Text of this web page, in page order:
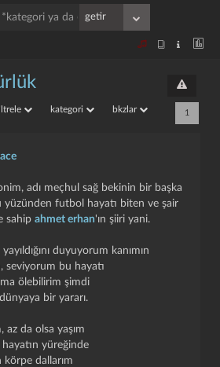
kategori bkzlar 1
adı meçhul sağ bekinin bir başka
yüzünden futbol hayatı biten ve şair
sahip ahmet erhan'ın şiiri yani.
duyuyorum kanımın
seviyorum bu hayatı
ölebilirim şimdi
bir yararı.
az da olsa yaşım
yüreğinde
körpe dallarım